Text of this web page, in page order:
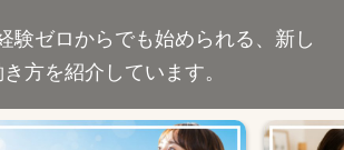
験ゼロからでも始められる、新し
方を紹介しています。